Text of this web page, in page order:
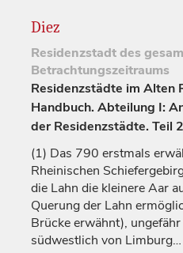
Diez
Residenzstadtdes
Betrachtungszeitraums
Residenzstädte im Alten
Handbuch. Abteilung I:
der Residenzstädte. Teil
(1) Das 790 erstmals
Rheinischen
die Lahn die kleinere Aar
Querung der Lahn
Brücke erwähnt),
südwestlich von Limburg…